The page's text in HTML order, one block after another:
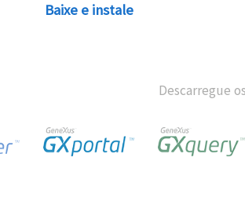
Baixe e instale
Descarregue